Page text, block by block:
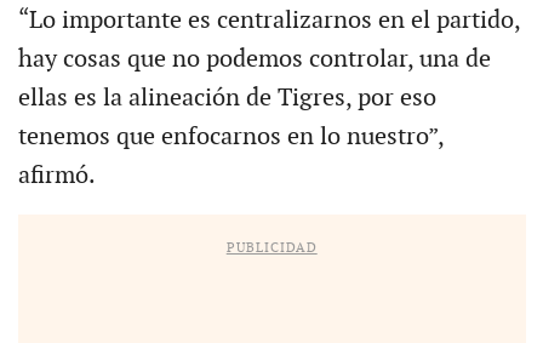
“Lo importante es centralizarnos en el partido,
hay cosas que no podemos controlar, una de
ellas es la alineación de Tigres, por eso
tenemos que enfocarnos en lo nuestro”,
afirmó.
PUBLICIDAD